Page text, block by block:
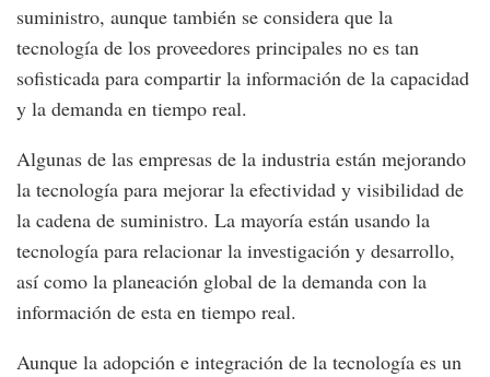
suministro, aunque también se considera que la
tecnología de los proveedores principales no es tan
sofisticada para compartir la información de la capacidad
y la demanda en tiempo real.
Algunas de las empresas de la industria están mejorando
la tecnología para mejorar la efectividad y visibilidad de
la cadena de suministro. La mayoría están usando la
tecnología para relacionar la investigación y desarrollo,
así como la planeación global de la demanda con la
información de esta en tiempo real.
Aunque la adopción e integración de la tecnología es un